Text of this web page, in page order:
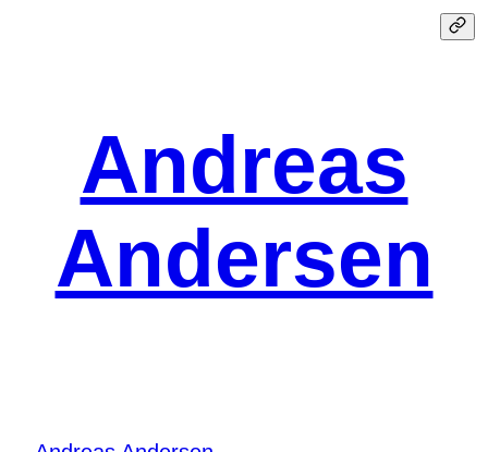
Andreas
Andersen